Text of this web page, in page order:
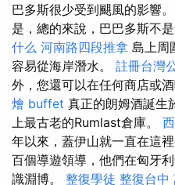
巴多斯很少受到颶風的影響。
是，總的來說，巴巴多斯不
什么 河南路四段推拿 島上周
容易從海岸潛水。 註冊台灣
外，您還可以在任何商店或
燴 buffet 真正的朗姆酒誕生
上最古老的Rumlast倉庫。
年以來，蓋伊山就一直在這
百個導遊領導，他們在匈牙
識淵博。 整復學徒 整復台中